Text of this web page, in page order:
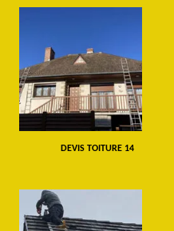
DEVIS TOITURE 14